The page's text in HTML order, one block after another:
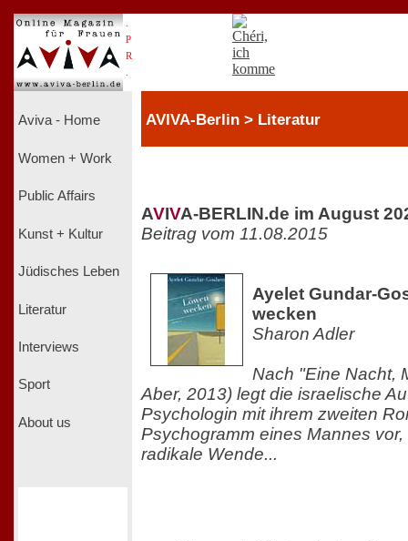
P
R
Aviva - Home
Women + Work
Public Affairs
Kunst + Kultur
Jüdisches Leben
Literatur
Interviews
Sport
About us
AVIVA-Berlin > Literatur
AVIVA-BERLIN.de im August
Beitrag vom 11.08.2015
Ayelet Gundar-
wecken
Sharon Adler
Nach "Eine Nacht,
Aber, 2013) legt die israelische
Psychologin mit ihrem zweiten
Psychogramm eines Mannes
radikale Wende...